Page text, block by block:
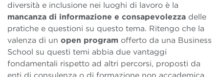
diversità e inclusione nei luoghi di lavoro è la
mancanza di informazione e consapevolezza delle
pratiche e questioni su questo tema. Ritengo che la
valenza di un open program offerto da una Business
School su questi temi abbia due vantaggi
fondamentali rispetto ad altri percorsi, proposti da